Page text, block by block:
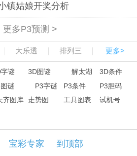
镇姑娘开奖分析
更多P3预测 >
大乐透 排列三 更多>
谜 3D图谜 解太湖
3D条件
谜 P3字谜 P3条件
P3胆码
齐图库 走势图 工具图表
试机号
宝彩专家
到顶部